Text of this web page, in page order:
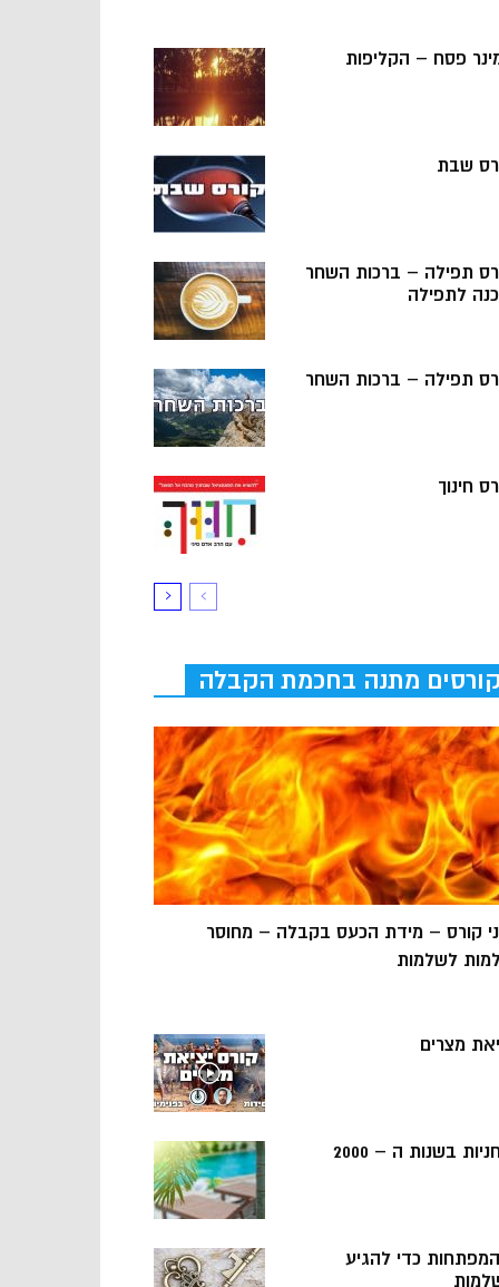
פסח – הקליפות
שבת
תפילה – ברכות השחר
לתפילה
תפילה – ברכות השחר
חינוך
קורסים מתנה בחכמת הקבלה
קורס – מידת הכעס בקבלה – מחוסר
לשלמות
מצרים
בשנות ה – 2000
5 המפתחות כדי להגיע